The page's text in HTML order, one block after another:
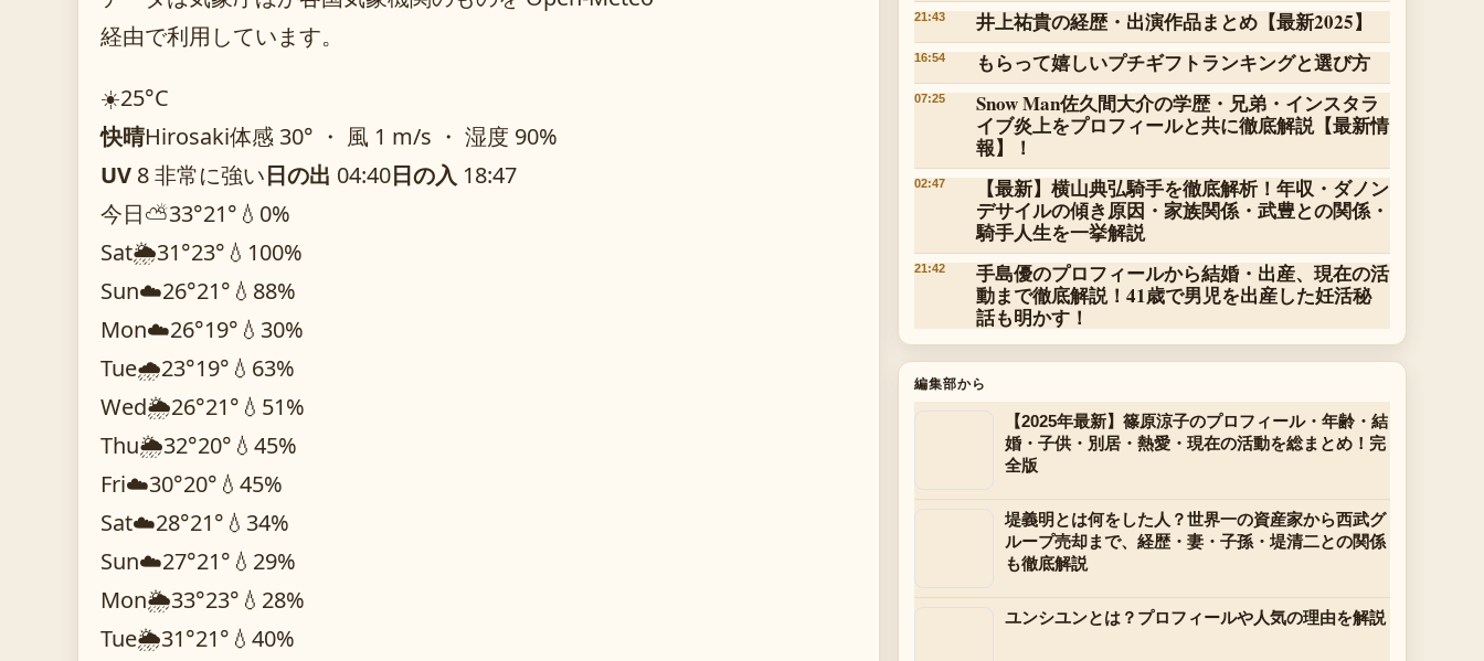
経由で利用しています。
☀️25°C
快晴Hirosaki体感 30° ・ 風 1 m/s ・ 湿度 90%
UV 8 非常に強い日の出 04:40日の入 18:47
今日⛅33°21° 💧0%
Sat🌦️31°23° 💧100%
Sun☁️26°21° 💧88%
Mon☁️26°19° 💧30%
Tue🌧️23°19° 💧63%
Wed🌦️26°21° 💧51%
Thu🌦️32°20° 💧45%
Fri☁️30°20° 💧45%
Sat☁️28°21° 💧34%
Sun☁️27°21° 💧29%
Mon🌦️33°23° 💧28%
Tue🌦️31°21° 💧40%
21:43 井上祐貴の経歴・出演作品まとめ【最新2025】
16:54 もらって嬉しいプチギフトランキングと選び方
07:25
Snow Man佐久間大介の学歴・兄弟・インスタラ
イブ炎上をプロフィールと共に徹底解説【最新情
報】！
02:47
【最新】横山典弘騎手を徹底解析！年収・ダノン
デサイルの傾き原因・家族関係・武豊との関係・
騎手人生を一挙解説
21:42
手島優のプロフィールから結婚・出産、現在の活
動まで徹底解説！41歳で男児を出産した妊活秘
話も明かす！
編集部から
【2025年最新】篠原涼子のプロフィール・年齢・結
婚・子供・別居・熱愛・現在の活動を総まとめ！完
全版
堤義明とは何をした人？世界一の資産家から西武グ
ループ売却まで、経歴・妻・子孫・堤清二との関係
も徹底解説
ユンシユンとは？プロフィールや人気の理由を解説